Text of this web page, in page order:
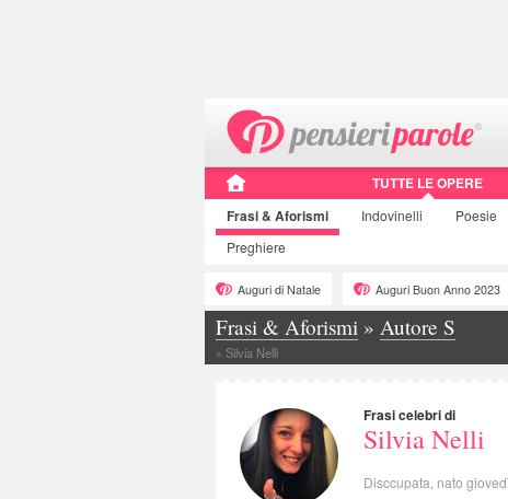
TUTTE LE OPERE
Frasi& Aforismi Indovinelli Poesie
Preghiere
Auguri di Natale Auguri Buon Anno 2023
Frasi & Aforismi » Autore S
» Silvia Nelli
Frasi celebri di
Silvia Nelli
Disccupata, nato